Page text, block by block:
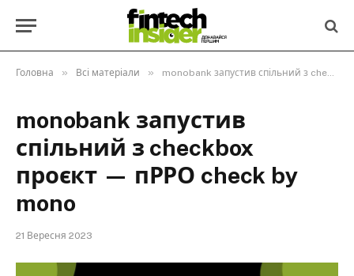
Головна » Всі матеріали » monobank запустив спільний з checkbox проєкт — пРРО check by mono
monobank запустив
спільний з checkbox
проєкт — пРРО check by
mono
21 Вересня 2023